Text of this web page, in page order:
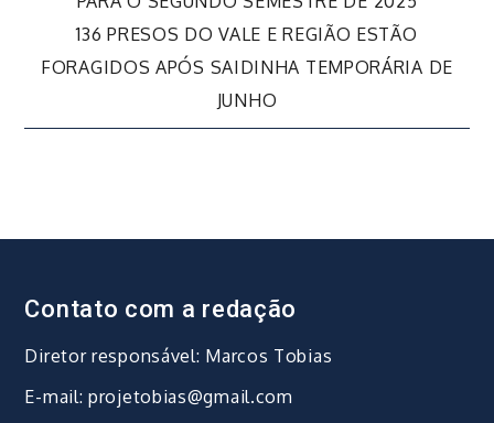
de136 PRESOS DO VALE E REGIÃO ESTÃO
FORAGIDOS APÓS SAIDINHA TEMPORÁRIA DE
JUNHO
Contato com a redação
Diretor responsável: Marcos Tobias
E-mail: projetobias@gmail.com